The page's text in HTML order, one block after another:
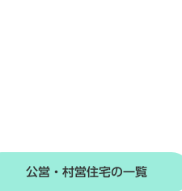
公営・村営住宅の一覧